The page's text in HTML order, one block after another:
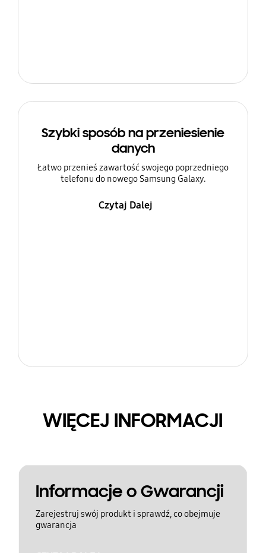
Szybki sposób na przeniesienie
danych
Łatwo przenieś zawartość swojego poprzedniego
telefonu do nowego Samsung Galaxy.
Czytaj Dalej
WIĘCEJ INFORMACJI
Informacje o Gwarancji
Zarejestruj swój produkt i sprawdź, co obejmuje
gwarancja